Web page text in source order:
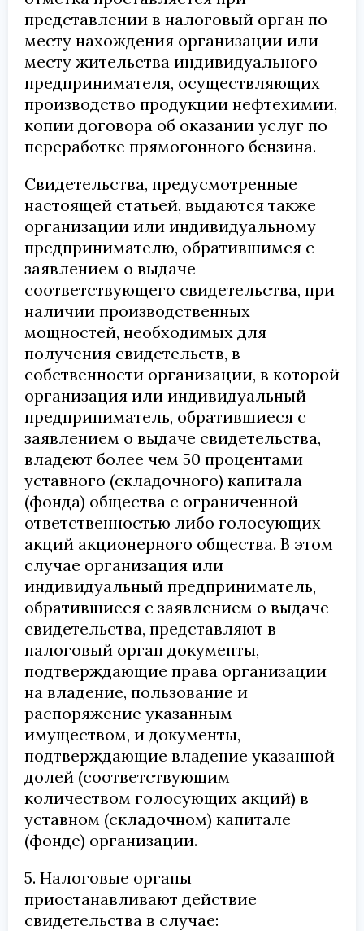
представлении в налоговый орган по
месту нахождения организации или
месту жительства индивидуального
предпринимателя, осуществляющих
производство продукции нефтехимии,
копии договора об оказании услуг по
переработке прямогонного бензина.
Свидетельства, предусмотренные
настоящей статьей, выдаются также
организации или индивидуальному
предпринимателю, обратившимся с
заявлением о выдаче
соответствующего свидетельства, при
наличии производственных
мощностей, необходимых для
получения свидетельств, в
собственности организации, в которой
организация или индивидуальный
предприниматель, обратившиеся с
заявлением о выдаче свидетельства,
владеют более чем 50 процентами
уставного (складочного) капитала
(фонда) общества с ограниченной
ответственностью либо голосующих
акций акционерного общества. В этом
случае организация или
индивидуальный предприниматель,
обратившиеся с заявлением о выдаче
свидетельства, представляют в
налоговый орган документы,
подтверждающие права организации
на владение, пользование и
распоряжение указанным
имуществом, и документы,
подтверждающие владение указанной
долей (соответствующим
количеством голосующих акций) в
уставном (складочном) капитале
(фонде) организации.
5. Налоговые органы
приостанавливают действие
свидетельства в случае: